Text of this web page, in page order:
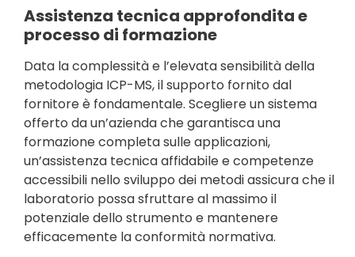
Assistenza tecnica approfondita e
processo di formazione
Data la complessità e l’elevata sensibilità della
metodologia ICP-MS, il supporto fornito dal
fornitore è fondamentale. Scegliere un sistema
offerto da un’azienda che garantisca una
formazione completa sulle applicazioni,
un’assistenza tecnica affidabile e competenze
accessibili nello sviluppo dei metodi assicura che il
laboratorio possa sfruttare al massimo il
potenziale dello strumento e mantenere
efficacemente la conformità normativa.